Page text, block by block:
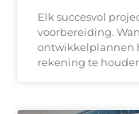
Elk succesvol
voorbereiding.
ontwikkelplannen
rekening te